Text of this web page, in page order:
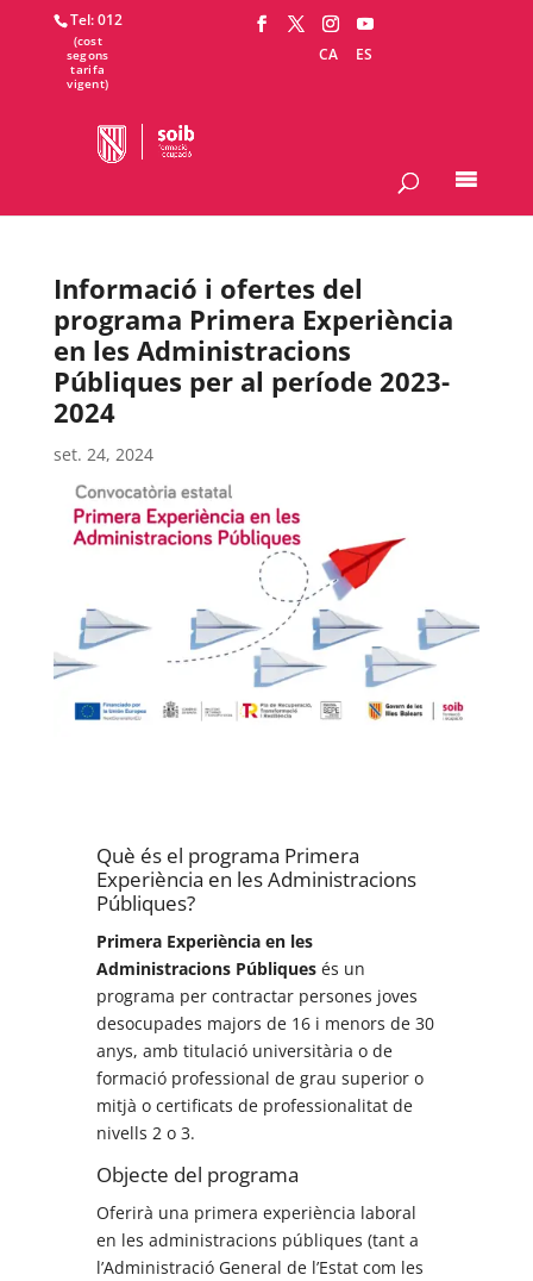
Tel: 012
CA
ES
Informació i ofertes del
programa Primera Experiència
en les Administracions
Públiques per al període 2023-
2024
set. 24, 2024
Què és el programa Primera
Experiència en les Administracions
Públiques?
Primera Experiència en les
Administracions Públiquesés un
programa per contractar persones joves
desocupades majors de 16 i menors de 30
anys, amb titulació universitària o de
formació professional de grau superior o
mitjà o certificats de professionalitat de
nivells 2 o 3.
Objecte del programa
Oferirà una primera experiència laboral
en les administracions públiques (tant a
l’Administració General de l’Estat com les